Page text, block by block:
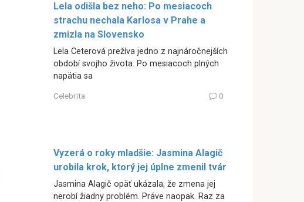
Lela odišla bez neho: Po mesiacoch
strachu nechala Karlosa v Prahe a
zmizla na Slovensko
Lela Ceterová prežíva jedno z najnáročnejších
období svojho života. Po mesiacoch plných
napätia sa
Celebrita 0
Vyzerá o roky mladšie: Jasmina Alagič
urobila krok, ktorý jej úplne zmenil tvár
Jasmina Alagič opäť ukázala, že zmena jej
nerobí žiadny problém. Práve naopak. Raz za